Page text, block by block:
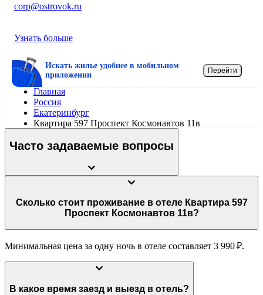
corp@ostrovok.ru
Узнать больше
Искать жилье удобнее в мобильном
приложении
Перейти
Главная
Россия
Екатеринбург
Квартира 597 Проспект Космонавтов 11в
Часто задаваемые вопросы
Сколько стоит проживание в отеле Квартира 597
Проспект Космонавтов 11в?
Минимальная цена за одну ночь в отеле составляет 3 990 ₽.
В какое время заезд и выезд в отель?